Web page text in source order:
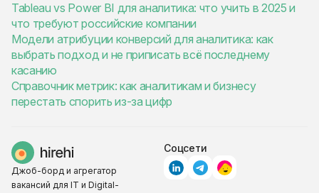
Tableau vs Power BI для аналитика: что учить в 2025 и
что требуют российские компании
Модели атрибуции конверсий для аналитика: как
выбрать подход и не приписать всё последнему
касанию
Справочник метрик: как аналитикам и бизнесу
перестать спорить из-за цифр
Джоб-борд и агрегатор
вакансий для IT и Digital-
Соцсети